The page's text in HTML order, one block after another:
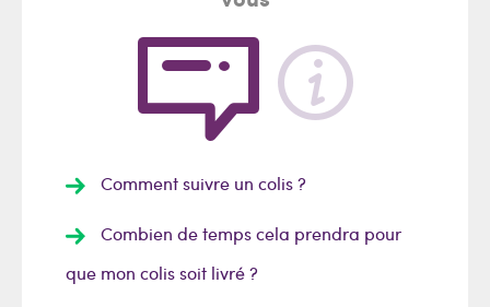
Comment suivre un colis ?
Combien de temps cela prendra pour
que mon colis soit livré ?